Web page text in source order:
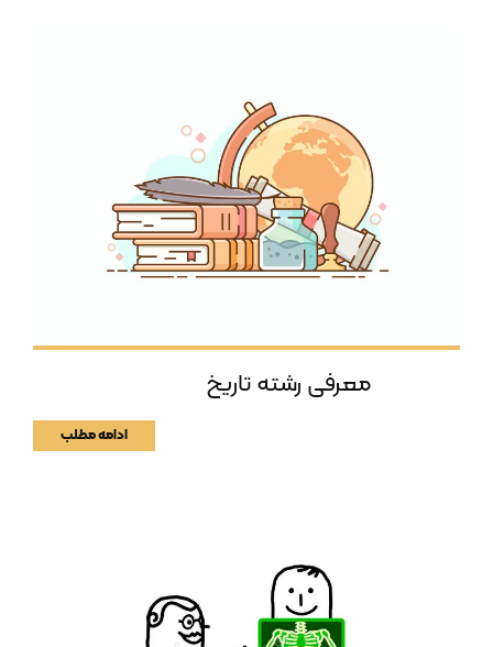
معرفی رشته تاریخ
ادامه مطلب